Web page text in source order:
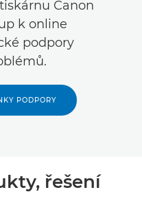
Canon
k online
podpory
PODPORY
řešení